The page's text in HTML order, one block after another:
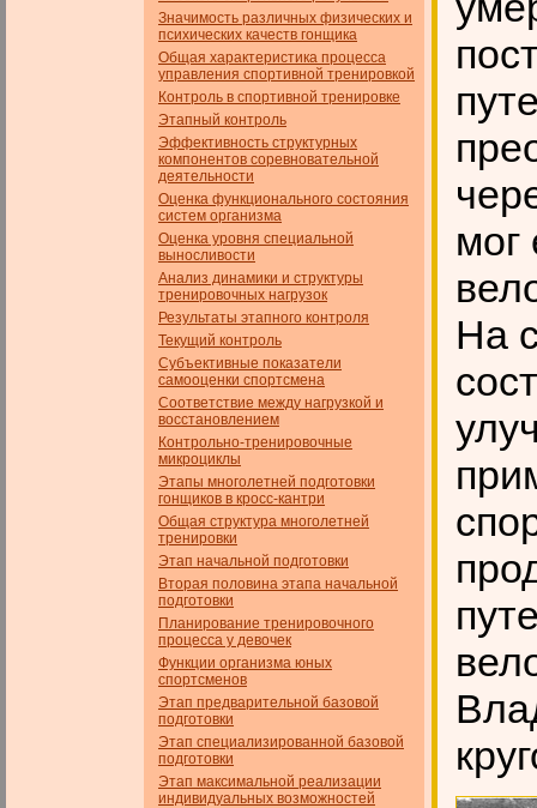
Значимость различных физических и
психических качеств гон­щика
Общая характеристика процесса
управления спортивной тренировкой
Контроль в спортивной тренировке
Этапный контроль
Эффективность структурных
компонентов соревновательной
деятельности
Оценка функционального состояния
систем организма
Оценка уровня специальной
выносливости
Анализ динамики и структуры
тренировочных нагрузок
Результаты этапного контроля
Текущий контроль
Субъективные показатели
самооценки спортсмена
Соответствие между нагрузкой и
восстановлением
Контрольно-тренировочные
микроциклы
Этапы многолетней подготовки
гонщиков в кросс-кантри
Общая структура многолетней
тренировки
Этап начальной подготовки
Вторая половина этапа начальной
подготовки
Планирование тренировочного
процесса у девочек
Функции организма юных
спортсменов
Этап предварительной базовой
подготовки
Этап специализированной базовой
подготовки
Этап максимальной реализации
индивидуальных возможностей
мог
На